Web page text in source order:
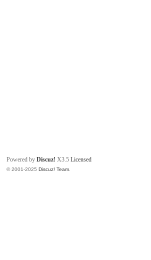
Powered byDiscuz! X3.5 Licensed
© 2001-2025Discuz! Team